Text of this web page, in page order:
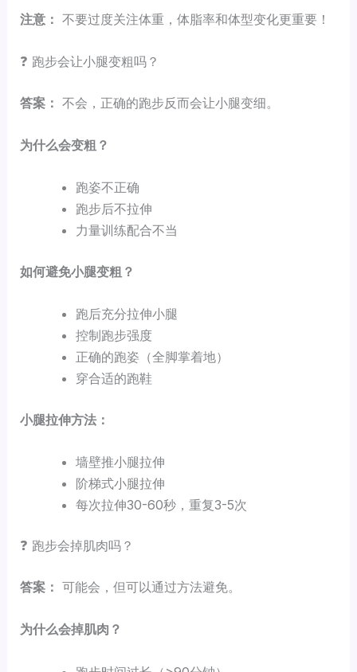
注意： 不要过度关注体重，体脂率和体型变化更重要！
❓ 跑步会让小腿变粗吗？
答案： 不会，正确的跑步反而会让小腿变细。
为什么会变粗？
跑姿不正确
跑步后不拉伸
力量训练配合不当
如何避免小腿变粗？
跑后充分拉伸小腿
控制跑步强度
正确的跑姿（全脚掌着地）
穿合适的跑鞋
小腿拉伸方法：
墙壁推小腿拉伸
阶梯式小腿拉伸
每次拉伸30-60秒，重复3-5次
❓ 跑步会掉肌肉吗？
答案： 可能会，但可以通过方法避免。
为什么会掉肌肉？